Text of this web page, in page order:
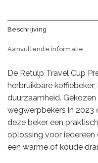
Beschrijving
Aanvullende informatie
De Retulp Travel Cup
herbruikbare
duurzaamheid.
wegwerpbekers in
deze beker een
oplossing voor
een warme of koude